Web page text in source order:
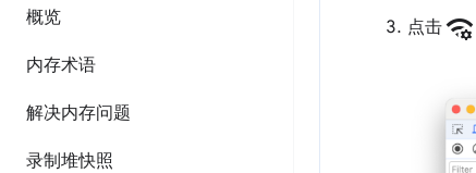
概览
内存术语
解决内存问题
录制堆快照
点击network_manage